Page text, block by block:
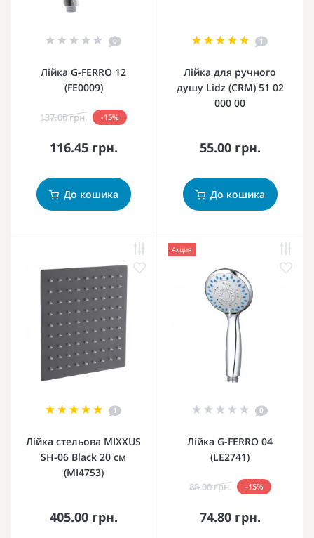
0
Лійка G-FERRO 12
(FE0009)
137.00 грн. -15%
116.45 грн.
До кошика
1
Лійка для ручного
душу Lidz (CRM) 51 02
000 00
55.00 грн.
До кошика
1
Лійка стельова MIXXUS
SH-06 Black 20 см
(MI4753)
405.00 грн.
Акция
0
Лійка G-FERRO 04
(LE2741)
88.00 грн. -15%
74.80 грн.